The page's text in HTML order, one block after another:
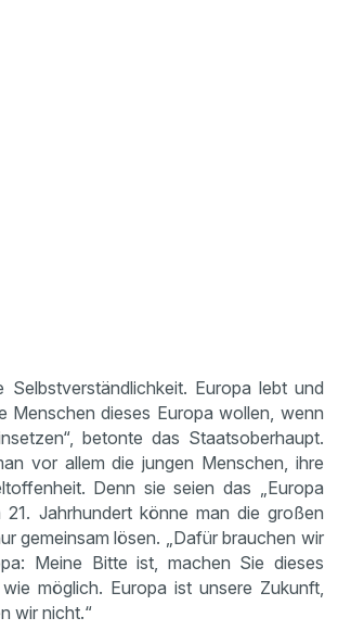
Selbstverständlichkeit. Europa lebt und
Menschen dieses Europa wollen, wenn
betonte das Staatsoberhaupt.
vor allem die jungen Menschen, ihre
Denn sie seien das „Europa
21. Jahrhundert könne man die großen
gemeinsam lösen. „Dafür brauchen wir
Meine Bitte ist, machen Sie dieses
möglich. Europa ist unsere Zukunft,
wir nicht.“